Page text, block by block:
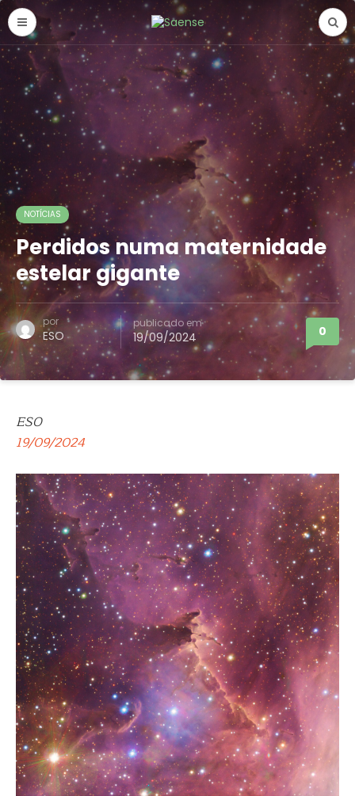
NOTÍCIAS
Perdidos numa maternidade
estelar gigante
por
ESO
publicado em
19/09/2024 0
ESO
19/09/2024